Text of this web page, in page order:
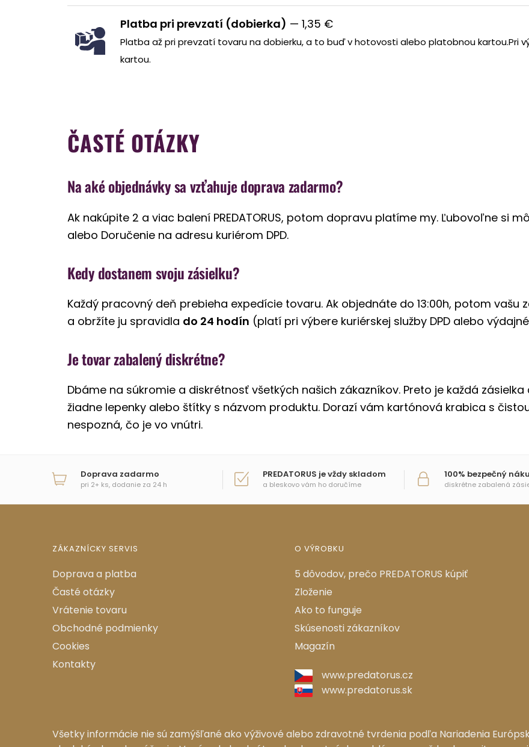
Platba pri prevzatí (dobierka) — 1,35 €
Platba až pri prevzatí tovaru na dobierku, a to buď v hotovosti alebo platobnou kartou.Pri
kartou.
ČASTÉ OTÁZKY
Na aké objednávky sa vzťahuje doprava zadarmo?
Ak nakúpite 2 a viac balení PREDATORUS, potom dopravu platíme my. Ľubovoľne si
alebo Doručenie na adresu kuriérom DPD.
Kedy dostanem svoju zásielku?
Každý pracovný deň prebieha expedície tovaru. Ak objednáte do 13:00h, potom vašu
a obržíte ju spravidla do 24 hodín (platí pri výbere kuriérskej služby DPD alebo
Je tovar zabalený diskrétne?
Dbáme na súkromie a diskrétnosť všetkých našich zákazníkov. Preto je každá
žiadne lepenky alebo štítky s názvom produktu. Dorazí vám kartónová krabica s
nespozná, čo je vo vnútri.
Doprava zadarmo
pri 2+ ks, dodanie za 24 h
PREDATORUS je vždy skladom
a bleskovo vám ho doručíme
100% bezpečný
diskrétne zabalená
ZÁKAZNÍCKY SERVIS
Doprava a platba
Časté otázky
Vrátenie tovaru
Obchodné podmienky
Cookies
Kontakty
O VÝROBKU
5 dôvodov, prečo PREDATORUS kúpiť
Zloženie
Ako to funguje
Skúsenosti zákazníkov
Magazín
www.predatorus.cz
www.predatorus.sk
Všetky informácie nie sú zamýšľané ako výživové alebo zdravotné tvrdenia podľa Nariadenia